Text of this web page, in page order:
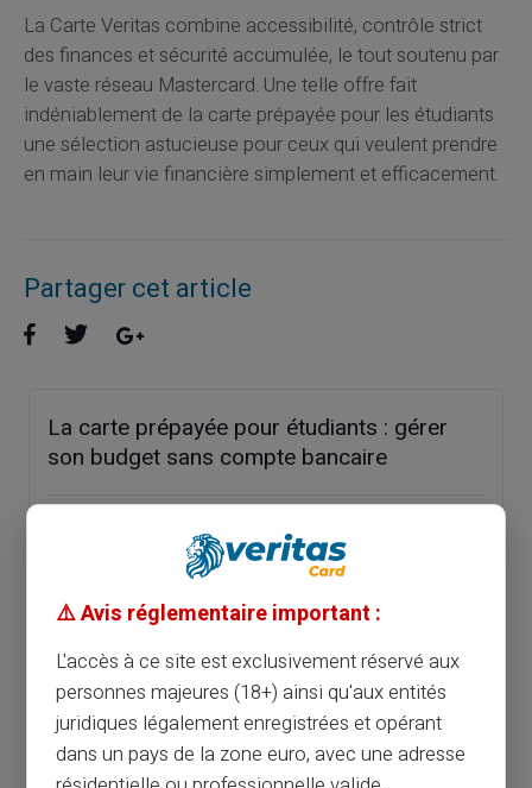
La Carte Veritas combine accessibilité, contrôle strict
des finances et sécurité accumulée, le tout soutenu par
le vaste réseau Mastercard. Une telle offre fait
indéniablement de la carte prépayée pour les étudiants
une sélection astucieuse pour ceux qui veulent prendre
en main leur vie financière simplement et efficacement.
Partager cet article
La carte prépayée pour étudiants : gérer
son budget sans compte bancaire
Article précédent
La carte prépayée pour achats en ligne : un
outil moderne et pratique
Article suivant
⚠️ Avis réglementaire important :
L'accès à ce site est exclusivement réservé aux
personnes majeures (18+) ainsi qu'aux entités
juridiques légalement enregistrées et opérant
dans un pays de la zone euro, avec une adresse